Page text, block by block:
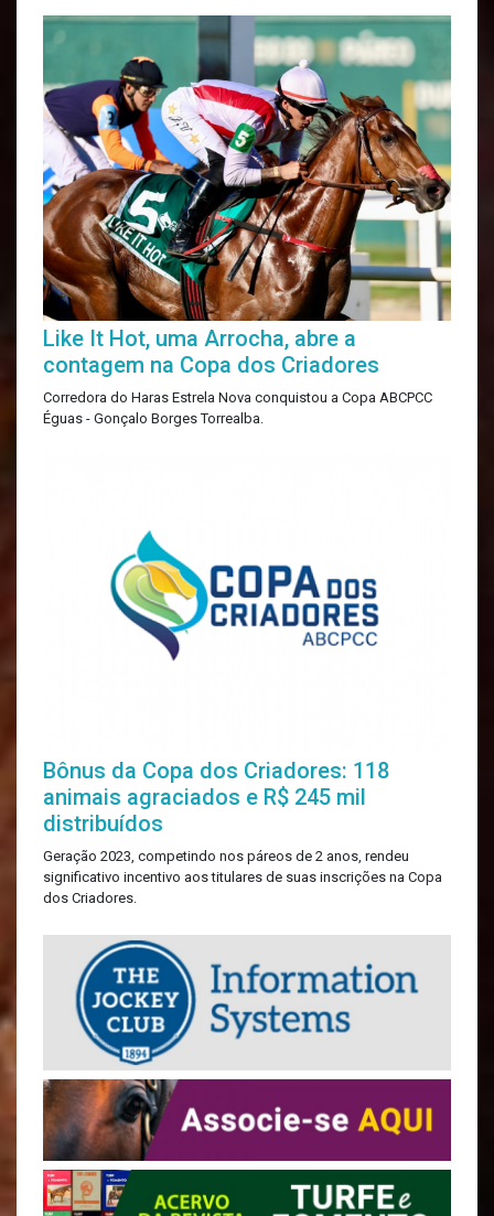
Like It Hot, uma Arrocha, abre a
contagem na Copa dos Criadores
Corredora do Haras Estrela Nova conquistou a Copa ABCPCC
Éguas - Gonçalo Borges Torrealba.
Bônus da Copa dos Criadores: 118
animais agraciados e R$ 245 mil
distribuídos
Geração 2023, competindo nos páreos de 2 anos, rendeu
significativo incentivo aos titulares de suas inscrições na Copa
dos Criadores.